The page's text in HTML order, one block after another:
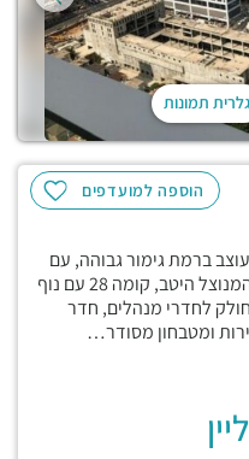
גלרית תמונות
הוספה למועדפים
ברמת גימור גבוהה, עם
מרפסת מהממת, שטח של 100מ"ר המנוצל היטב, קומה 28 עם נוף
לחדרי מנהלים, חדר
ומטבחון מסודר…